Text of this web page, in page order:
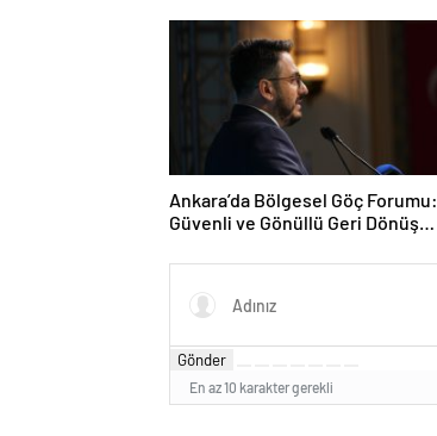
Ankara’da Bölgesel Göç Forumu:
Güvenli ve Gönüllü Geri Dönüş
Yatırıldı
Gönder
En az 10 karakter gerekli